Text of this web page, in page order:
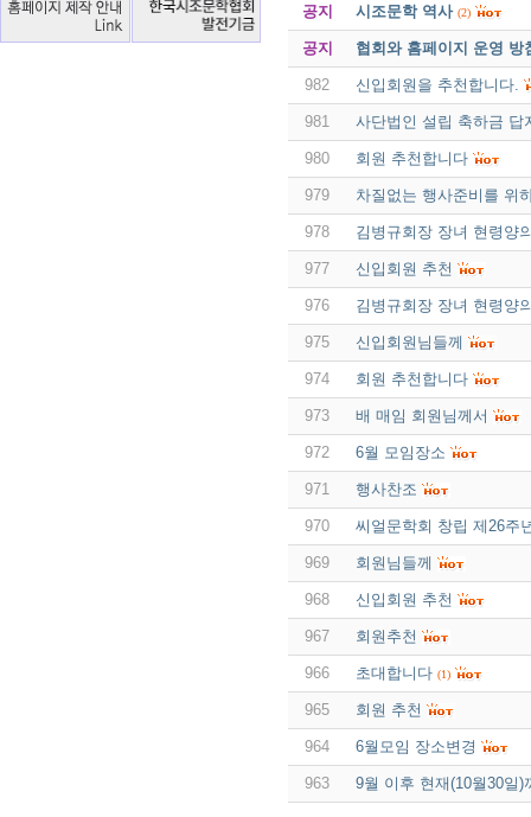
공지 시조문학 역사 (2)
공지 협회와 홈페이지 운영 방
982 신입회원을 추천합니다.
981 사단법인 설립 축하금 답
980 회원 추천합니다
979 차질없는 행사준비를 위
978 김병규회장 장녀 현령양
977 신입회원 추천
976 김병규회장 장녀 현령양
975 신입회원님들께
974 회원 추천합니다
973 배 매임 회원님께서
972 6월 모임장소
971 행사찬조
970 씨얼문학회 창립 제26주
969 회원님들께
968 신입회원 추천
967 회원추천
966 초대합니다 (1)
965 회원 추천
964 6월모임 장소변경
963 9월 이후 현재(10월30일